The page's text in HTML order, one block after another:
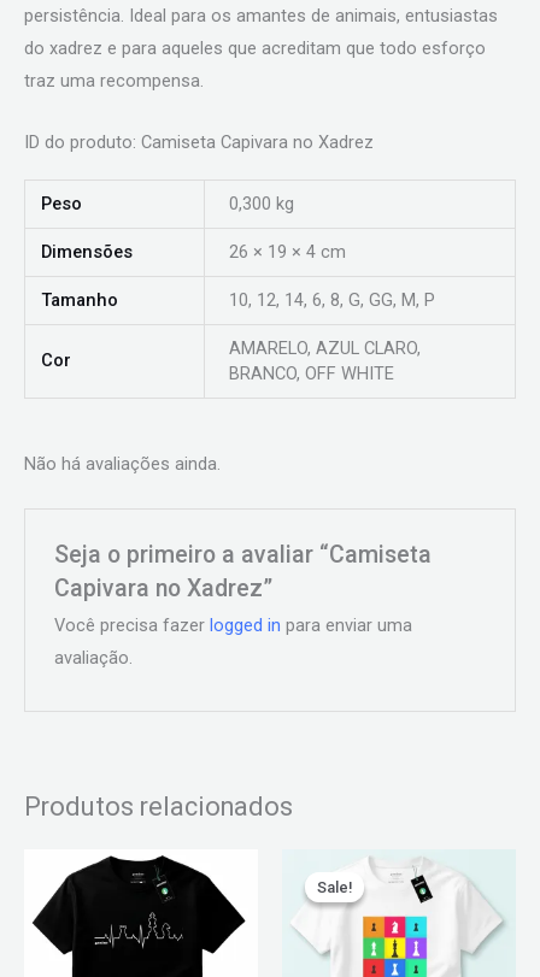
persistência. Ideal para os amantes de animais, entusiastas
do xadrez e para aqueles que acreditam que todo esforço
traz uma recompensa.
ID do produto: Camiseta Capivara no Xadrez
Peso 0,300 kg
Dimensões 26 × 19 × 4 cm
Tamanho 10, 12, 14, 6, 8, G, GG, M, P
Cor
AMARELO, AZUL CLARO,
BRANCO, OFF WHITE
Não há avaliações ainda.
Seja o primeiro a avaliar “Camiseta
Capivara no Xadrez”
Você precisa fazerlogged in para enviar uma
avaliação.
Produtos relacionados
Este
produto
tem
Sale!
Sale!preço
original
era:
R$ 79,90.
preço
atual
é:
R$ 59,90.
Este
produto
tem
várias